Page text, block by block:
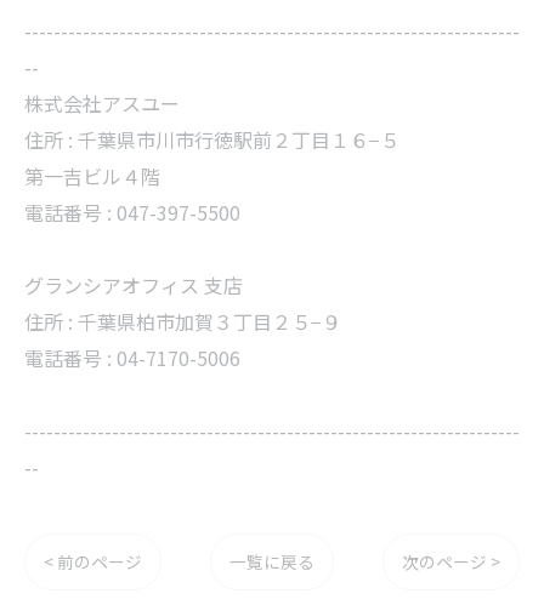
--------------------------------------------------------------------
--
株式会社アスユー
住所 : 千葉県市川市行徳駅前２丁目１６−５
第一吉ビル４階
電話番号 : 047-397-5500
グランシアオフィス ⽀店
住所 : 千葉県柏市加賀３丁目２５−９
電話番号 : 04-7170-5006
--------------------------------------------------------------------
--
< 前のページ 一覧に戻る 次のページ >